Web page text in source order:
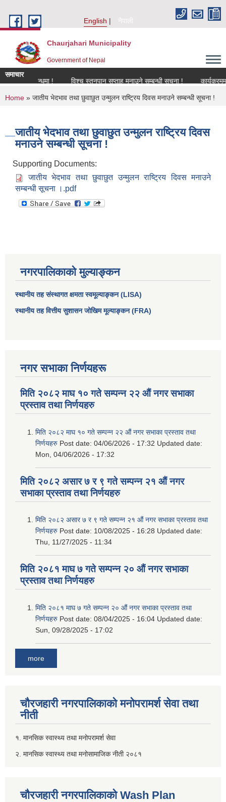
English
नेपाली
Chaurjahari Municipality
Government of Nepal
समाचार
विश्च स्तनपान सप्ताह मनाउने सम्बन्धी सूचना ! कार्यक्रममा
You are here
Home » जातीय भेदभाव तथा छुवाछुत उन्मुलन राष्ट्रिय दिवस मनाउने सम्बन्धी सूचना !
जातीय भेदभाव तथा छुवाछुत उन्मुलन राष्ट्रिय दिवस
मनाउने सम्बन्धी सूचना !
Supporting Documents:
जातीय भेदभाव तथा छुवाछुत उन्मुलन राष्ट्रिय दिवस मनाउने
सम्बन्धी सूचना ।.pdf
नगरपालिकाको मुल्याङ्कन
स्थानीय तह संस्थागत क्षमता स्वमूल्याङ्कन (LISA)
स्थानीय तह वित्तीय सुशासन जोखिम मूल्याङ्कन (FRA)
नगर सभाका निर्णयहरू
मिति २०८२ माघ १० गते सम्पन्न २२ औं नगर सभाका
प्रस्ताव तथा निर्णयहरु
मिति २०८२ माघ १० गते सम्पन्न २२ औं नगर सभाका प्रस्ताव तथा
निर्णयहरु Post date: 04/06/2026 - 17:32 Updated date:
Mon, 04/06/2026 - 17:32
मिति २०८२ असार ७ र ९ गते सम्पन्न २१ औं नगर
सभाका प्रस्ताव तथा निर्णयहरु
मिति २०८२ असार ७ र ९ गते सम्पन्न २१ औं नगर सभाका प्रस्ताव तथा
निर्णयहरु Post date: 10/08/2025 - 16:28 Updated date:
Thu, 11/27/2025 - 11:34
मिति २०८१ माघ ७ गते सम्पन्न २० औं नगर सभाका
प्रस्ताव तथा निर्णयहरु
मिति २०८१ माघ ७ गते सम्पन्न २० औं नगर सभाका प्रस्ताव तथा
निर्णयहरु Post date: 08/04/2025 - 16:04 Updated date:
Sun, 09/28/2025 - 17:02
more
चौरजहारी नगरपालिकाको मनोपरामर्श सेवा तथा
नीती
१. मानसिक स्वास्थ्य तथा मनोपरामर्श सेवा
२. मानसिक स्वास्थ्य तथा मनोसामाजिक नीती २०८१
चौरजहारी नगरपालिकाको Wash Plan